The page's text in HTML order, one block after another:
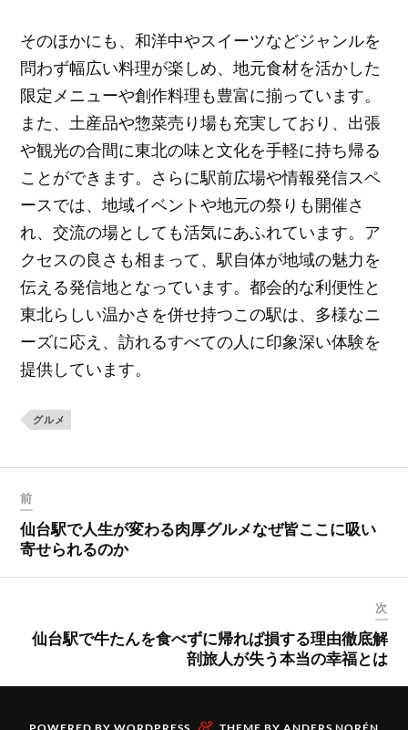
そのほかにも、和洋中やスイーツなどジャンルを
問わず幅広い料理が楽しめ、地元食材を活かした
限定メニューや創作料理も豊富に揃っています。
また、土産品や惣菜売り場も充実しており、出張
や観光の合間に東北の味と文化を手軽に持ち帰る
ことができます。さらに駅前広場や情報発信スペ
ースでは、地域イベントや地元の祭りも開催さ
れ、交流の場としても活気にあふれています。ア
クセスの良さも相まって、駅自体が地域の魅力を
伝える発信地となっています。都会的な利便性と
東北らしい温かさを併せ持つこの駅は、多様なニ
ーズに応え、訪れるすべての人に印象深い体験を
提供しています。
グルメ
前
仙台駅で人生が変わる肉厚グルメなぜ皆ここに吸い
寄せられるのか
次
仙台駅で牛たんを食べずに帰れば損する理由徹底解
剖旅人が失う本当の幸福とは